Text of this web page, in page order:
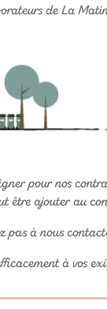
de La
pour nos
être ajouter au
pas à nous
à vos